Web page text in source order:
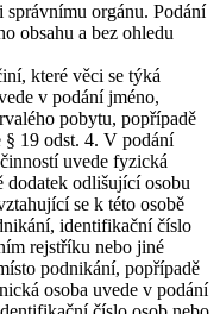
orgánu. Podání
obsahu a bez ohledu
které věci se týká
v podání jméno,
pobytu, popřípadě
§ 19 odst. 4. V podání
uvede fyzická
dodatek odlišující osobu
se k této osobě
identifikační číslo
rejstříku nebo jiné
podnikání, popřípadě
osoba uvede v podání